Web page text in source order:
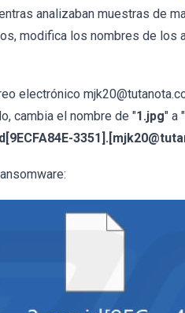
analizaban muestras de
modifica los nombres de los
electrónico
cambia el nombre de "1.jpg" a "